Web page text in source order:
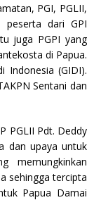
PGI, PGLII,
peserta dari GPI
juga PGPI yang
di Papua.
Indonesia (GIDI).
Sentani dan
PGLII Pdt. Deddy
dan upaya untuk
memungkinkan
sehingga tercipta
Papua Damai